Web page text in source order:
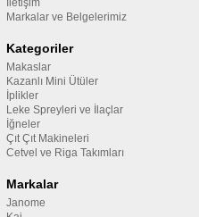
Markalar ve Belgelerimiz
Kategoriler
Makaslar
Kazanlı Mini Ütüler
İplikler
Leke Spreyleri ve İlaçlar
İğneler
Çıt Çıt Makineleri
Cetvel ve Riga Takımları
Markalar
Janome